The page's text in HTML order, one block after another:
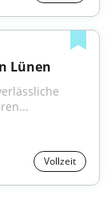
Lünen
Vollzeit